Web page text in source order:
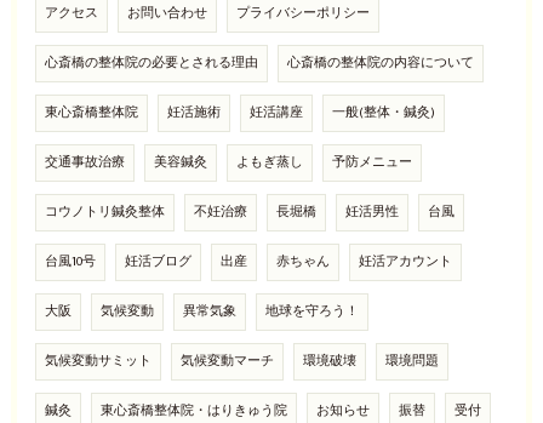
アクセス お問い合わせ プライバシーポリシー
心斎橋の整体院の必要とされる理由 心斎橋の整体院の内容について
東心斎橋整体院 妊活施術 妊活講座 一般(整体・鍼灸)
交通事故治療 美容鍼灸 よもぎ蒸し 予防メニュー
コウノトリ鍼灸整体 不妊治療 長堀橋 妊活男性 台風
台風10号 妊活ブログ 出産 赤ちゃん 妊活アカウント
大阪 気候変動 異常気象 地球を守ろう！
気候変動サミット 気候変動マーチ 環境破壊 環境問題
鍼灸 東心斎橋整体院・はりきゅう院 お知らせ 振替 受付